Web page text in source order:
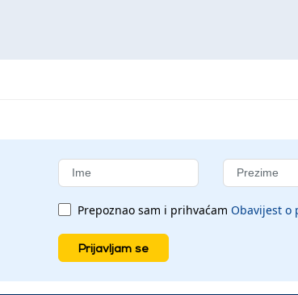
Prepoznao sam i prihvaćam Obavijest o
Prijavljam se